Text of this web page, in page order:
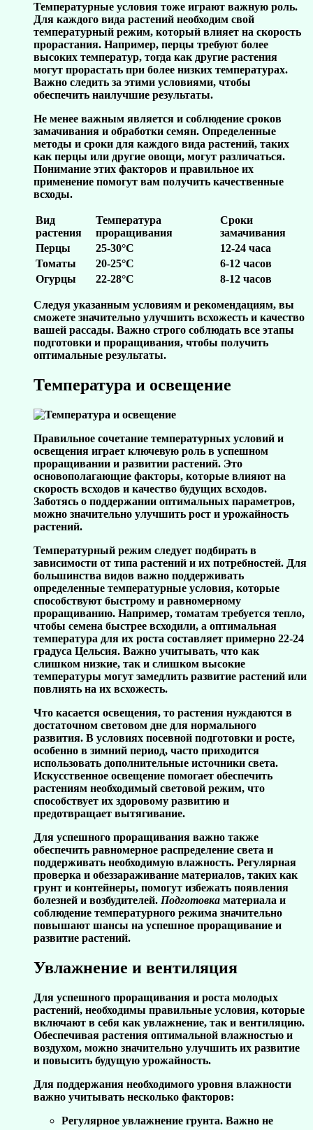
Температурные условия тоже играют важную роль.
Для каждого вида растений необходим свой
температурный режим, который влияет на скорость
прорастания. Например, перцы требуют более
высоких температур, тогда как другие растения
могут прорастать при более низких температурах.
Важно следить за этими условиями, чтобы
обеспечить наилучшие результаты.
Не менее важным является и соблюдение сроков
замачивания и обработки семян. Определенные
методы и сроки для каждого вида растений, таких
как перцы или другие овощи, могут различаться.
Понимание этих факторов и правильное их
применение помогут вам получить качественные
всходы.
Вид
растения
Температура
проращивания
Сроки
замачивания
Перцы
25-30°C
12-24 часа
Томаты
20-25°C
6-12 часов
Огурцы
22-28°C 8-12 часов
Следуя указанным условиям и рекомендациям, вы
сможете значительно улучшить всхожесть и качество
вашей рассады. Важно строго соблюдать все этапы
подготовки и проращивания, чтобы получить
оптимальные результаты.
Температура и освещение
Правильное сочетание температурных условий и
освещения играет ключевую роль в успешном
проращивании и развитии растений. Это
основополагающие факторы, которые влияют на
скорость всходов и качество будущих всходов.
Заботясь о поддержании оптимальных параметров,
можно значительно улучшить рост и урожайность
растений.
Температурный режим следует подбирать в
зависимости от типа растений и их потребностей. Для
большинства видов важно поддерживать
определенные температурные условия, которые
способствуют быстрому и равномерному
проращиванию. Например, томатам требуется тепло,
чтобы семена быстрее всходили, а оптимальная
температура для их роста составляет примерно 22-24
градуса Цельсия. Важно учитывать, что как
слишком низкие, так и слишком высокие
температуры могут замедлить развитие растений или
повлиять на их всхожесть.
Что касается освещения, то растения нуждаются в
достаточном световом дне для нормального
развития. В условиях посевной подготовки и росте,
особенно в зимний период, часто приходится
использовать дополнительные источники света.
Искусственное освещение помогает обеспечить
растениям необходимый световой режим, что
способствует их здоровому развитию и
предотвращает вытягивание.
Для успешного проращивания важно также
обеспечить равномерное распределение света и
поддерживать необходимую влажность. Регулярная
проверка и обеззараживание материалов, таких как
грунт и контейнеры, помогут избежать появления
болезней и возбудителей. Подготовка материала и
соблюдение температурного режима значительно
повышают шансы на успешное проращивание и
развитие растений.
Увлажнение и вентиляция
Для успешного проращивания и роста молодых
растений, необходимы правильные условия, которые
включают в себя как увлажнение, так и вентиляцию.
Обеспечивая растения оптимальной влажностью и
воздухом, можно значительно улучшить их развитие
и повысить будущую урожайность.
Для поддержания необходимого уровня влажности
важно учитывать несколько факторов:
Регулярное увлажнение грунта. Важно не